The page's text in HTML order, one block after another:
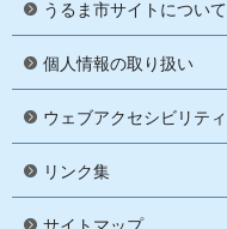
うるま市サイトについて
個人情報の取り扱い
ウェブアクセシビリティ
リンク集